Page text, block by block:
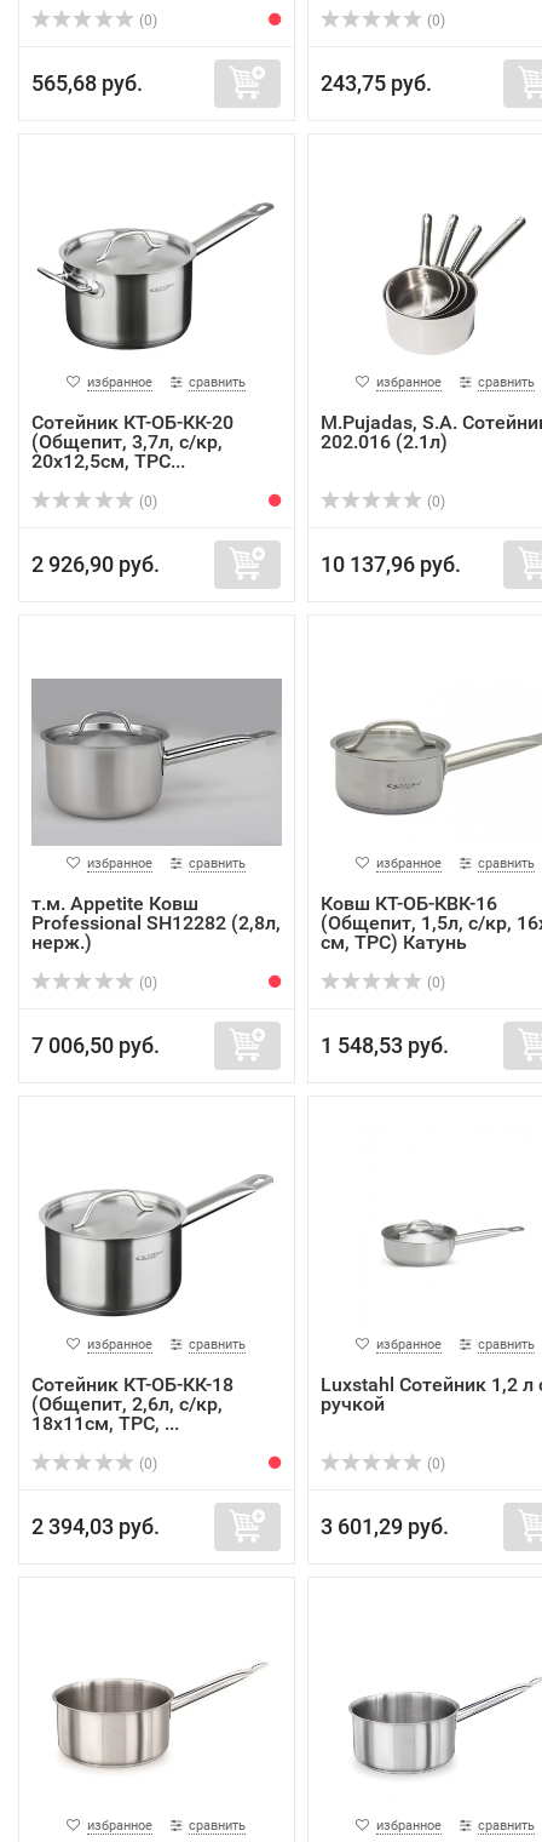
(0)
565,68 руб.
(0)
243,75 руб.
избранное сравнить
Сотейник КТ-ОБ-КК-20
(Общепит, 3,7л, с/кр,
20х12,5см, ТРС...
(0)
2 926,90 руб.
избранное сравнить
M.Pujadas, S.A.
202.016 (2.1л)
(0)
10 137,96 руб.
избранное сравнить
т.м. Appetite Ковш
Professional SH12282 (2,8л,
нерж.)
(0)
7 006,50 руб.
избранное сравнить
Ковш КТ-ОБ-КВК-16
(Общепит, 1,5л, с/кр,
см, ТРС) Катунь
(0)
1 548,53 руб.
избранное сравнить
Сотейник КТ-ОБ-КК-18
(Общепит, 2,6л, с/кр,
18х11см, ТРС, ...
(0)
2 394,03 руб.
избранное сравнить
Luxstahl Сотейник 1,2 л
ручкой
(0)
3 601,29 руб.
избранное сравнить избранное сравнить